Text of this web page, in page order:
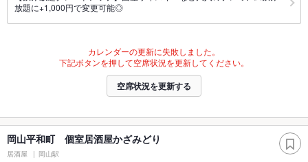
放題に+1,000円で変更可能◎
カレンダーの更新に失敗しました。
下記ボタンを押して空席状況を更新してください。
空席状況を更新する
岡山平和町 個室居酒屋かざみどり
居酒屋 岡山駅